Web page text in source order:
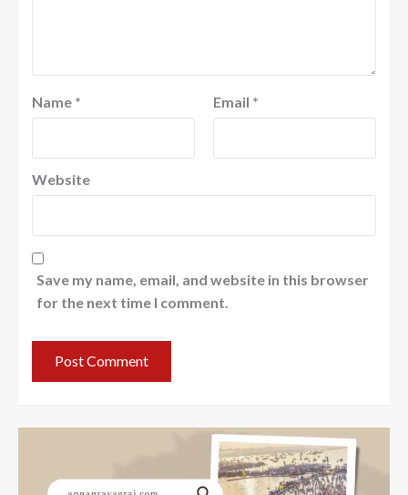
Name * Email *
Website
Save my name, email, and website in this browser
for the next time I comment.